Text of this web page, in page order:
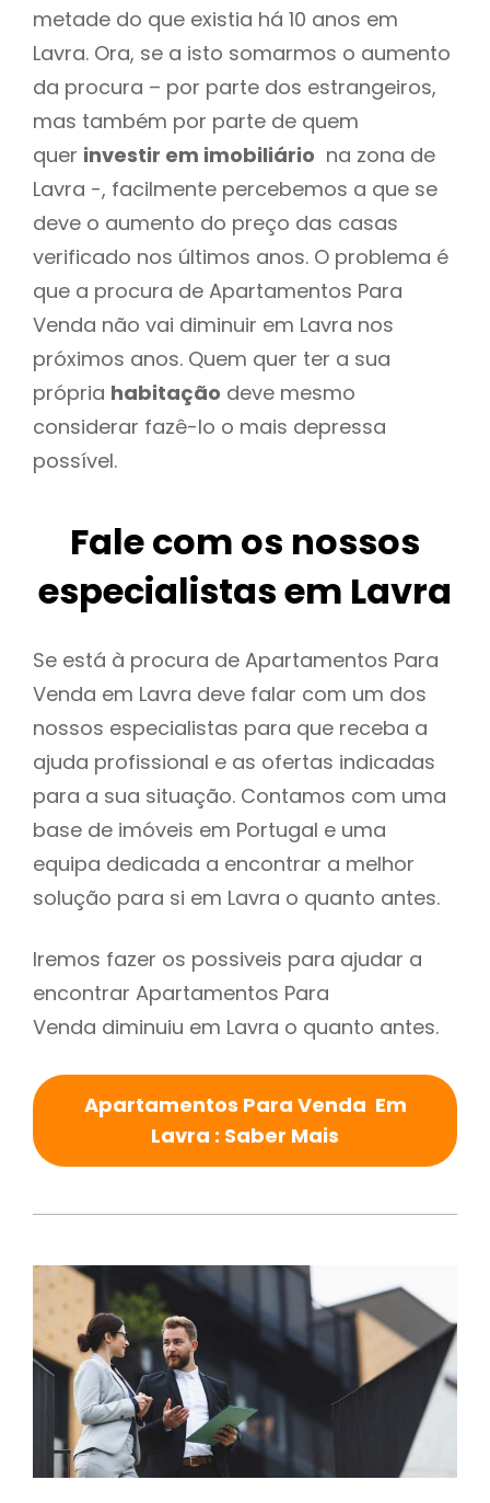
metade do que existia há 10 anos em
Lavra. Ora, se a isto somarmos o aumento
da procura – por parte dos estrangeiros,
mas também por parte de quem
quer investir em imobiliário na zona de
Lavra -, facilmente percebemos a que se
deve o aumento do preço das casas
verificado nos últimos anos. O problema é
que a procura de Apartamentos Para
Venda não vai diminuir em Lavra nos
próximos anos. Quem quer ter a sua
própria habitação deve mesmo
considerar fazê-lo o mais depressa
possível.
Fale com os nossos
especialistas em Lavra
Se está à procura de Apartamentos Para
Venda em Lavra deve falar com um dos
nossos especialistas para que receba a
ajuda profissional e as ofertas indicadas
para a sua situação. Contamos com uma
base de imóveis em Portugal e uma
equipa dedicada a encontrar a melhor
solução para si em Lavra o quanto antes.
Iremos fazer os possiveis para ajudar a
encontrar Apartamentos Para
Venda diminuiu em Lavra o quanto antes.
Apartamentos Para Venda Em
Lavra : Saber Mais